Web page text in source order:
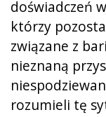
doświadczeń
którzy
związane z
nieznaną
rozumieli tę